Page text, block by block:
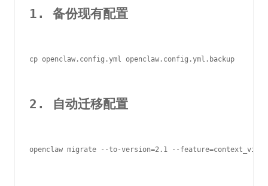
1. 备份现有配置
cp openclaw.config.yml openclaw.config.yml.backup
2. 自动迁移配置
openclaw migrate --to-version=2.1 --